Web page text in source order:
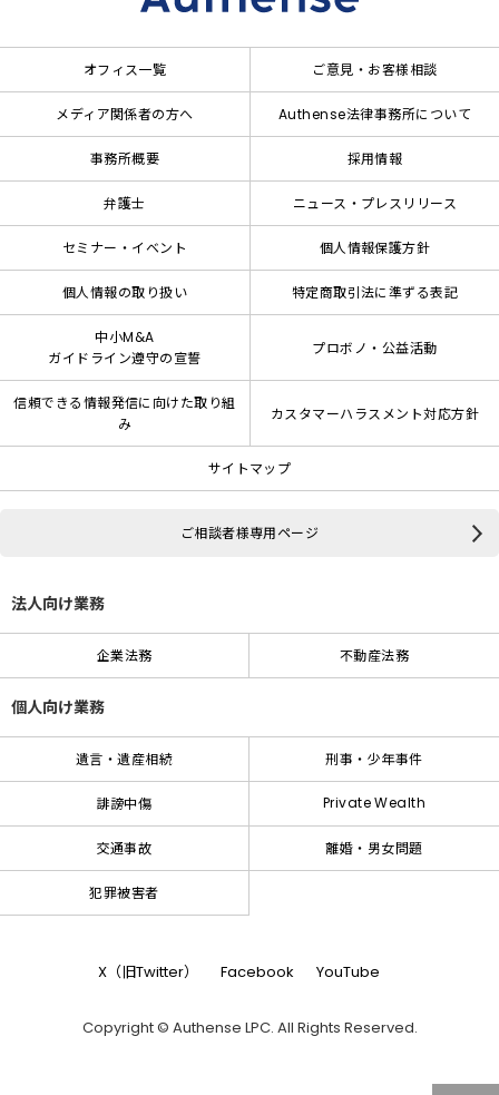
オフィス一覧 ご意見・お客様相談
メディア関係者の方へ Authense法律事務所について
事務所概要 採用情報
弁護士 ニュース・プレスリリース
セミナー・イベント 個人情報保護方針
個人情報の取り扱い 特定商取引法に準ずる表記
中小M&A
ガイドライン遵守の宣誓
プロボノ・公益活動
信頼できる情報発信に向けた取り組
み
カスタマーハラスメント対応方針
サイトマップ
ご相談者様専用ページ
法人向け業務
企業法務 不動産法務
個人向け業務
遺言・遺産相続 刑事・少年事件
誹謗中傷 Private Wealth
交通事故 離婚・男女問題
犯罪被害者
X（旧Twitter） Facebook YouTube
Copyright © Authense LPC. All Rights Reserved.